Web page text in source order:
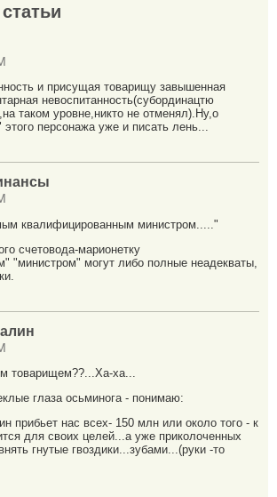
и присущая товарищу завышенная
невоспитанность(субординацтю
таком уровне,никто не отменял).Ну,о
персонажа уже и писать лень...
квалифицированным министром....."
счетовода-марионетку
"министром" могут либо полные неадекваты,
товарищем??...Ха-ха...
глаза осьминога - понимаю:
прибьет нас всех- 150 млн или около того - к
для своих целей...а уже приколоченных
гнутые гвоздики...зубами...(руки -то